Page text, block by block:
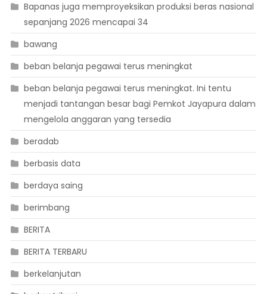
Bapanas juga memproyeksikan produksi beras nasional
sepanjang 2026 mencapai 34
bawang
beban belanja pegawai terus meningkat
beban belanja pegawai terus meningkat. Ini tentu
menjadi tantangan besar bagi Pemkot Jayapura dalam
mengelola anggaran yang tersedia
beradab
berbasis data
berdaya saing
berimbang
BERITA
BERITA TERBARU
berkelanjutan